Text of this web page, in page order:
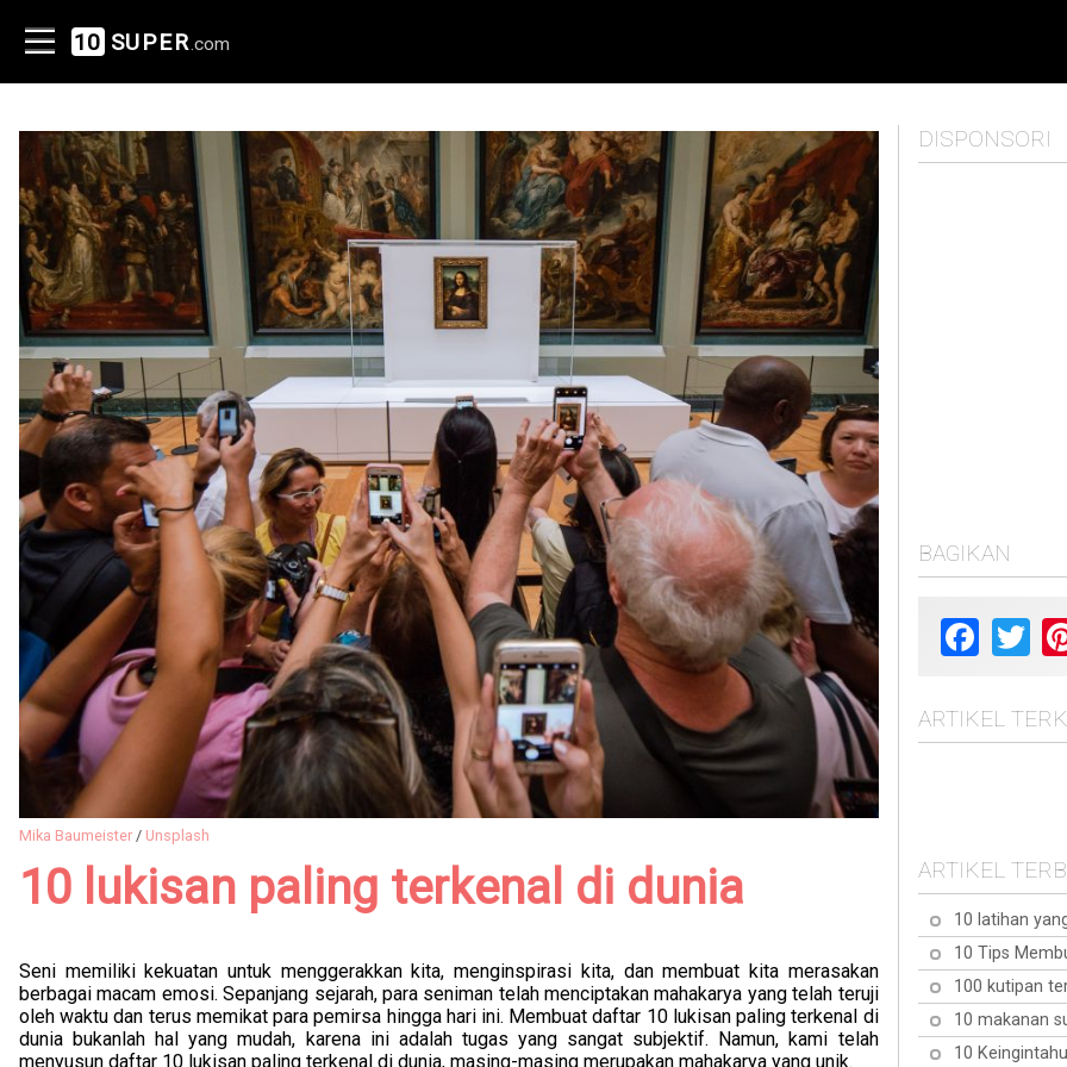
10 SUPER .com
Mika Baumeister / Unsplash
10 lukisan paling terkenal di dunia
Seni memiliki kekuatan untuk menggerakkan kita, menginspirasi kita, dan membuat kita merasakan
berbagai macam emosi. Sepanjang sejarah, para seniman telah menciptakan mahakarya yang telah teruji
oleh waktu dan terus memikat para pemirsa hingga hari ini. Membuat daftar 10 lukisan paling terkenal di
dunia bukanlah hal yang mudah, karena ini adalah tugas yang sangat subjektif. Namun, kami telah
menyusun daftar 10 lukisan paling terkenal di dunia, masing-masing merupakan mahakarya yang unik.
DISPONSORI
BAGIKAN
Facebook
ARTIKEL
ARTIKEL
10 latihan
10 Tips
100 kutipan
10 makanan
10